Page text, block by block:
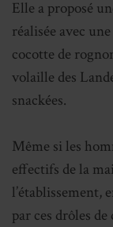
Elle a proposé
réalisée avec
cocotte de
volaille des
snackées.
Même si les
effectifs de la
l’établissement,
par ces drôles